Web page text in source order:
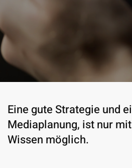
Eine gute Strategie und
Mediaplanung, ist nur
Wissen möglich.